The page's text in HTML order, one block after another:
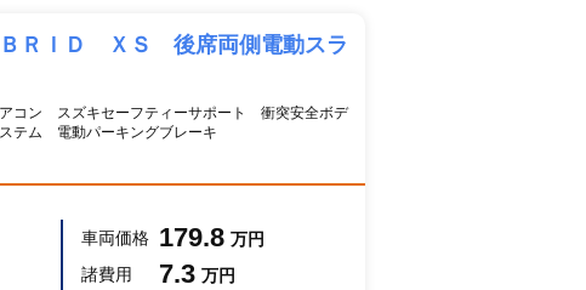
ＲＩＤ ＸＳ 後席両側電動スラ
コン スズキセーフティーサポート 衝突安全ボデ
テム 電動パーキングブレーキ
車両価格 179.8 万円
諸費用
7.3 万円